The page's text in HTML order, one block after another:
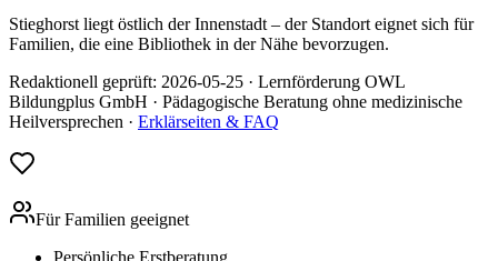
Stieghorst liegt östlich der Innenstadt – der Standort eignet sich für
Familien, die eine Bibliothek in der Nähe bevorzugen.
Redaktionell geprüft: 2026-05-25 · Lernförderung OWL
Bildungplus GmbH · Pädagogische Beratung ohne medizinische
Heilversprechen · Erklärseiten & FAQ
Für Familien geeignet
Persönliche Erstberatung